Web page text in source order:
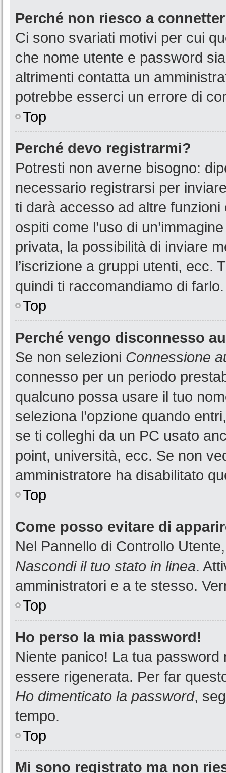
Perché non riesco a
Ci sono svariati motivi per cui
che nome utente e password
altrimenti contatta un
potrebbe esserci un errore di
Top
Perché devo registrarmi?
Potresti non averne bisogno:
necessario registrarsi per
ti darà accesso ad altre
ospiti come l’uso di
privata, la possibilità di inviare
l’iscrizione a gruppi utenti, ecc.
quindi ti raccomandiamo di farlo.
Top
Perché vengo disconnesso
Se non selezioni Connessione
connesso per un periodo
qualcuno possa usare il tuo
seleziona l’opzione quando
se ti colleghi da un PC usato
point, università, ecc. Se non
amministratore ha disabilitato
Top
Come posso evitare di
Nel Pannello di Controllo
Nascondi il tuo stato in linea.
amministratori e a te stesso.
Top
Ho perso la mia password!
Niente panico! La tua
essere rigenerata. Per far
Ho dimenticato la password,
tempo.
Top
Mi sono registrato ma non